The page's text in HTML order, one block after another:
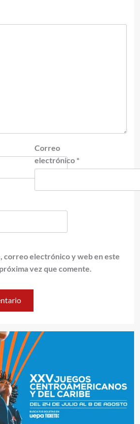
Correo
electrónico *
correo electrónico y web en este
vez que comente.